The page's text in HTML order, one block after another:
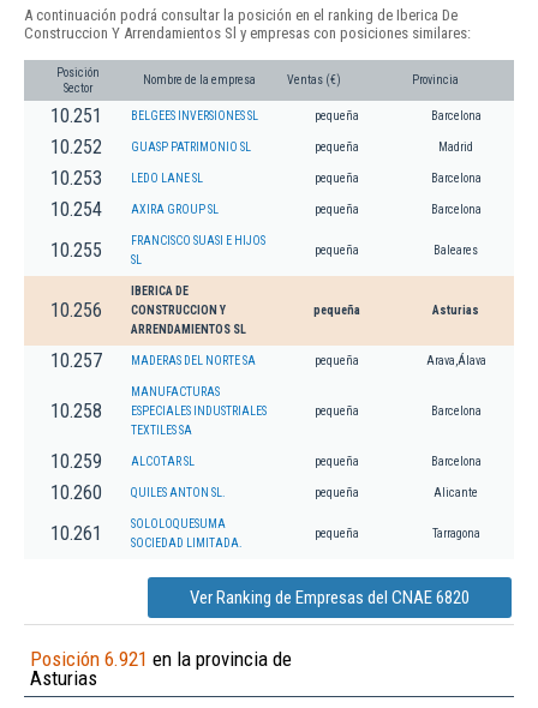
A continuación podrá consultar la posición en el ranking de Iberica De
Construccion Y Arrendamientos Sl y empresas con posiciones similares:
Posición
Sector
Nombre de la empresa Ventas (€) Provincia
10.251 BELGEES INVERSIONES SL pequeña Barcelona
10.252 GUASP PATRIMONIO SL pequeña Madrid
10.253 LEDO LANE SL pequeña Barcelona
10.254 AXIRA GROUP SL pequeña Barcelona
10.255
FRANCISCO SUASI E HIJOS
SL
pequeña Baleares
10.256
IBERICA DE
CONSTRUCCION Y
ARRENDAMIENTOS SL
pequeña Asturias
10.257 MADERAS DEL NORTE SA pequeña Arava,Álava
10.258
MANUFACTURAS
ESPECIALES INDUSTRIALES
TEXTILES SA
pequeña Barcelona
10.259 ALCOTAR SL pequeña Barcelona
10.260 QUILES ANTON SL. pequeña Alicante
10.261
SOLOLOQUESUMA
SOCIEDAD LIMITADA.
pequeña Tarragona
Ver Ranking de Empresas del CNAE 6820
Posición 6.921 en la provincia de
Asturias